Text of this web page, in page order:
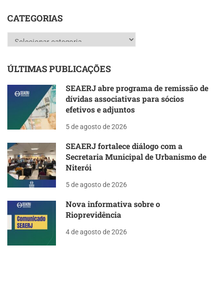
CATEGORIAS
Categorias
ÚLTIMAS PUBLICAÇÕES
SEAERJ abre programa de remissão de
dívidas associativas para sócios
efetivos e adjuntos
5 de agosto de 2026
SEAERJ fortalece diálogo com a
Secretaria Municipal de Urbanismo de
Niterói
5 de agosto de 2026
Nova informativa sobre o
Rioprevidência
4 de agosto de 2026